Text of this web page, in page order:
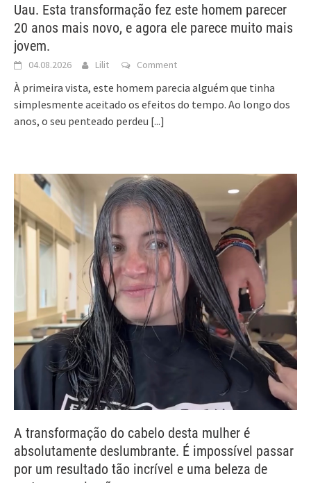
Uau. Esta transformação fez este homem parecer
20 anos mais novo, e agora ele parece muito mais
jovem.
04.08.2026 Lilit Comment
À primeira vista, este homem parecia alguém que tinha
simplesmente aceitado os efeitos do tempo. Ao longo dos
anos, o seu penteado perdeu [...]
A transformação do cabelo desta mulher é
absolutamente deslumbrante. É impossível passar
por um resultado tão incrível e uma beleza de